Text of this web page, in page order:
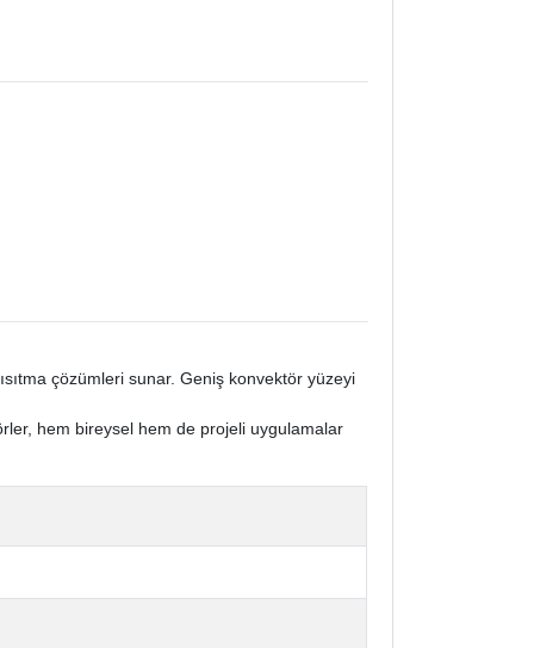
çözümleri sunar. Geniş konvektör yüzeyi
hem bireysel hem de projeli uygulamalar